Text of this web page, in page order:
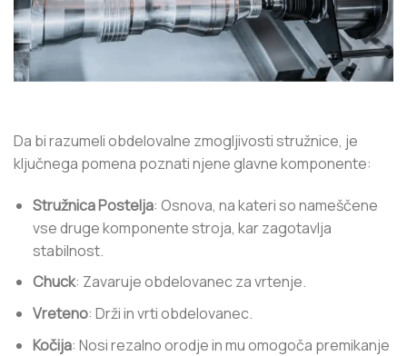
Da bi razumeli obdelovalne zmogljivosti stružnice, je
ključnega pomena poznati njene glavne komponente:
Stružnica Postelja: Osnova, na kateri so nameščene
vse druge komponente stroja, kar zagotavlja
stabilnost.
Chuck: Zavaruje obdelovanec za vrtenje.
Vreteno: Drži in vrti obdelovanec.
Kočija: Nosi rezalno orodje in mu omogoča premikanje